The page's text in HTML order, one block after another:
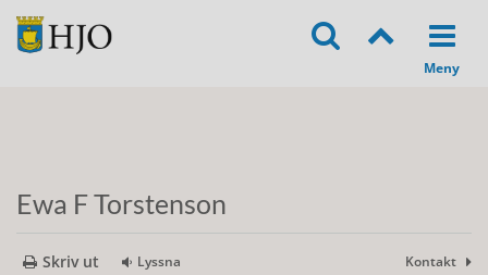
Ewa F Torstenson
Skriv ut Lyssna Kontakt